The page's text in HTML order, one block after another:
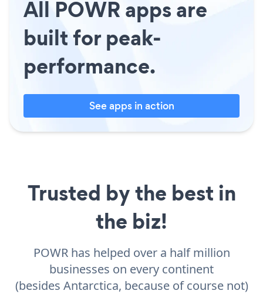
All POWR apps are
built for peak-
performance.
See apps in action
Trusted by the best in
the biz!
POWR has helped over a half million
businesses on every continent
(besides Antarctica, because of course not)